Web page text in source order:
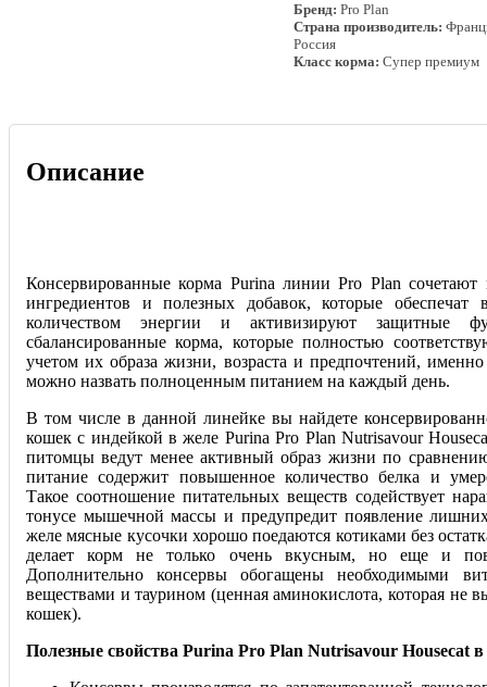
Бренд: Pro Plan
Страна производитель:
Россия
Класс корма: Супер премиум
Описание
Консервированные корма Purina линии Pro Plan
ингредиентов и полезных добавок, которые обеспечат
количеством энергии и активизируют защитные
сбалансированные корма, которые полностью
учетом их образа жизни, возраста и предпочтений,
можно назвать полноценным питанием на каждый день.
В том числе в данной линейке вы найдете
кошек с индейкой в желе Purina Pro Plan Nutrisavour
питомцы ведут менее активный образ жизни по
питание содержит повышенное количество белка и
Такое соотношение питательных веществ содействует
тонусе мышечной массы и предупредит появление
желе мясные кусочки хорошо поедаются котиками без
делает корм не только очень вкусным, но еще и
Дополнительно консервы обогащены необходимыми
веществами и таурином (ценная аминокислота, которая не
кошек).
Полезные свойства Purina Pro Plan Nutrisavour Housecat